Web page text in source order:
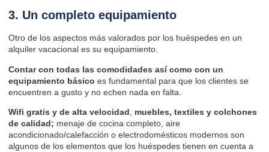
3. Un completo equipamiento
Otro de los aspectos más valorados por los huéspedes en un
alquiler vacacional es su equipamiento.
Contar con todas las comodidades así como con un
equipamiento básico es fundamental para que los clientes se
encuentren a gusto y no echen nada en falta.
Wifi gratis y de alta velocidad
muebles, textiles y colchones
de calidad; menaje de cocina completo, aire
acondicionado/calefacción o electrodomésticos modernos son
algunos de los elementos que los huéspedes tienen en cuenta a